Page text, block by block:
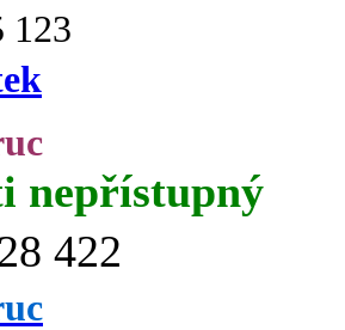
123
nepřístupný
422